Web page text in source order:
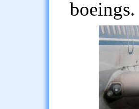
boeings.